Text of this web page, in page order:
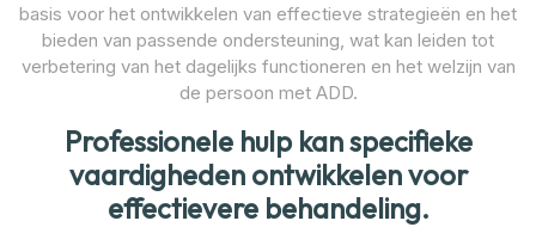
basis voor het ontwikkelen van effectieve strategieën en het
bieden van passende ondersteuning, wat kan leiden tot
verbetering van het dagelijks functioneren en het welzijn van
de persoon met ADD.
Professionele hulp kan specifieke
vaardigheden ontwikkelen voor
effectievere behandeling.